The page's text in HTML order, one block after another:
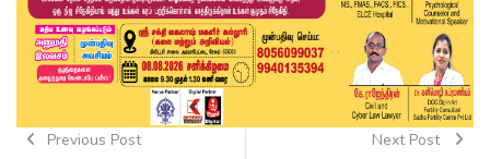
Previous Post Next Post